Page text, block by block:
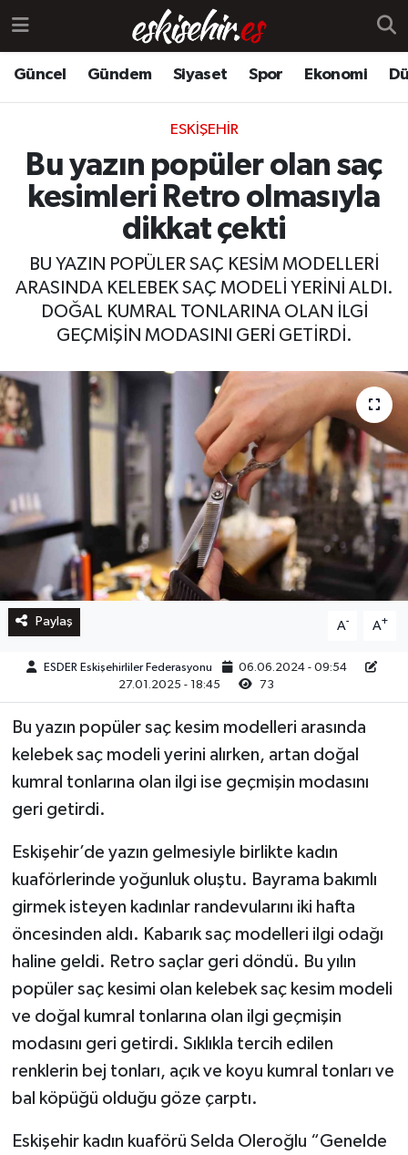
Güncel Gündem Siyaset Spor Ekonomi
ESKIŞEHIR
Bu yazın popüler olan saç
kesimleri Retro olmasıyla
dikkat çekti
BU YAZIN POPÜLER SAÇ KESİM MODELLERİ
ARASINDA KELEBEK SAÇ MODELİ YERİNİ ALDI.
DOĞAL KUMRAL TONLARINA OLAN İLGİ
GEÇMİŞİN MODASINI GERİ GETİRDİ.
Paylaş A- A+
ESDER Eskişehirliler Federasyonu
06.06.2024 - 09:54
27.01.2025 - 18:45
73
Bu yazın popüler saç kesim modelleri arasında
kelebek saç modeli yerini alırken, artan doğal
kumral tonlarına olan ilgi ise geçmişin modasını
geri getirdi.
Eskişehir’de yazın gelmesiyle birlikte kadın
kuaförlerinde yoğunluk oluştu. Bayrama bakımlı
girmek isteyen kadınlar randevularını iki hafta
öncesinden aldı. Kabarık saç modelleri ilgi odağı
haline geldi. Retro saçlar geri döndü. Bu yılın
popüler saç kesimi olan kelebek saç kesim modeli
ve doğal kumral tonlarına olan ilgi geçmişin
modasını geri getirdi. Sıklıkla tercih edilen
renklerin bej tonları, açık ve koyu kumral tonları ve
bal köpüğü olduğu göze çarptı.
Eskişehir kadın kuaförü Selda Oleroğlu “Genelde